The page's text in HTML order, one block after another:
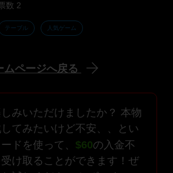
数 2
テーブル 人気ゲーム
ムページへ戻る
みいただけましたか？ 本物
てみたいけど不安、、とい
ドを使って、 $60の入金不
け取ることができます！ぜ